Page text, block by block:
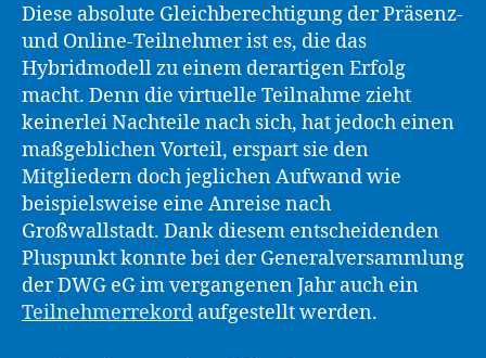
Diese absolute Gleichberechtigung der Präsenz-
und Online-Teilnehmer ist es, die das
Hybridmodell zu einem derartigen Erfolg
macht. Denn die virtuelle Teilnahme zieht
keinerlei Nachteile nach sich, hat jedoch einen
maßgeblichen Vorteil, erspart sie den
Mitgliedern doch jeglichen Aufwand wie
beispielsweise eine Anreise nach
Großwallstadt. Dank diesem entscheidenden
Pluspunkt konnte bei der Generalversammlung
der DWG eG im vergangenen Jahr auch ein
Teilnehmerrekord aufgestellt werden.